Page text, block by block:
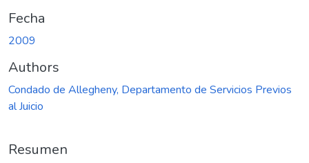
Fecha
2009
Authors
Condado de Allegheny, Departamento de Servicios Previos
al Juicio
Resumen